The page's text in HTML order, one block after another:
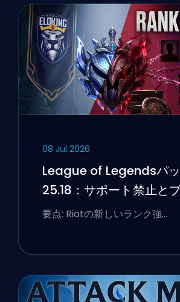
08 Jul 2026
League of Legendsパ
25.18：サポート禁止と
ィングのフラグ
要点: Riotの新しいランク強…